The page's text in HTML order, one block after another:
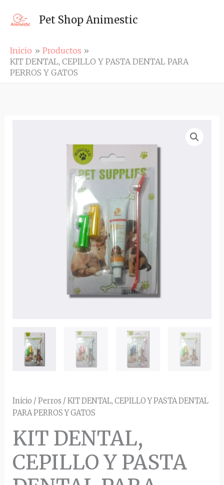
Pet Shop Animestic
Inicio
Productos
KIT DENTAL, CEPILLO Y PASTA DENTAL PARA
PERROS Y GATOS
Inicio / Perros / KIT DENTAL, CEPILLO Y PASTA DENTAL
PARA PERROS Y GATOS
KIT DENTAL,
CEPILLO Y PASTA